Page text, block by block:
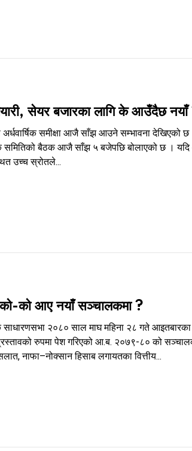
सेयर बजारका लागि के आउँदैछ
अर्धवार्षिक समीक्षा आजै साँझ आउने सम्भावना देखिएको
समितिको बैठक आजै साँझ ५ बजेपछि बोलाएको छ ।
उच्च स्रोतले...
को-को आए नयाँ सञ्चालकमा ?
साधारणसभा २०८० साल माघ महिना २८ गते
रुपमा पेश गरिएको आ.ब. २०७९-८० को सञ्चालक
नाफा–नोक्सान हिसाब लगायतका वित्तीय...